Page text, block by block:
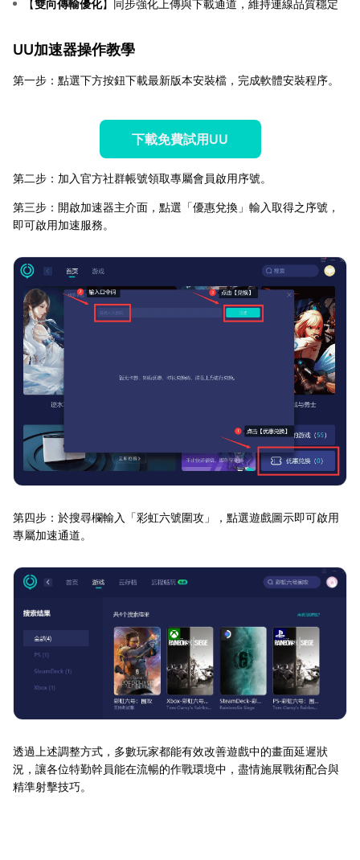
【雙向傳輸優化】同步強化上傳與下載通道，維持連線品質穩定
UU加速器操作教學
第一步：點選下方按鈕下載最新版本安裝檔，完成軟體安裝程序。
下載免費試用UU
第二步：加入官方社群帳號領取專屬會員啟用序號。
第三步：開啟加速器主介面，點選「優惠兌換」輸入取得之序號，
即可啟用加速服務。
第四步：於搜尋欄輸入「彩虹六號圍攻」，點選遊戲圖示即可啟用
專屬加速通道。
透過上述調整方式，多數玩家都能有效改善遊戲中的畫面延遲狀
況，讓各位特勤幹員能在流暢的作戰環境中，盡情施展戰術配合與
精準射擊技巧。